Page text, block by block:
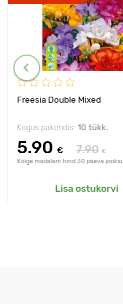
Freesia Double Mixed
Kogus pakendis: 10 tükk.
5.90 € 7.90 €
Kõige madalam hind 30 päeva
Lisa ostukorvi